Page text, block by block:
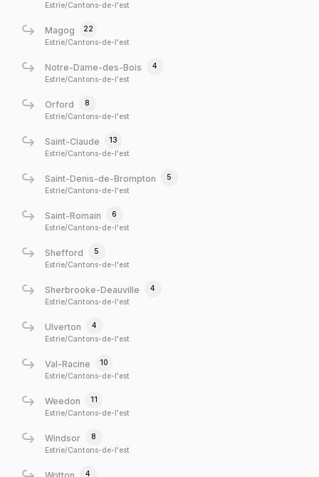
Estrie/Cantons-de-l'est
Magog
22
Estrie/Cantons-de-l'est
Notre-Dame-des-Bois
4
Estrie/Cantons-de-l'est
Orford
8
Estrie/Cantons-de-l'est
Saint-Claude
13
Estrie/Cantons-de-l'est
Saint-Denis-de-Brompton
5
Estrie/Cantons-de-l'est
Saint-Romain
6
Estrie/Cantons-de-l'est
Shefford
5
Estrie/Cantons-de-l'est
Sherbrooke-Deauville
4
Estrie/Cantons-de-l'est
Ulverton
4
Estrie/Cantons-de-l'est
Val-Racine
10
Estrie/Cantons-de-l'est
Weedon
11
Estrie/Cantons-de-l'est
Windsor
8
Estrie/Cantons-de-l'est
4